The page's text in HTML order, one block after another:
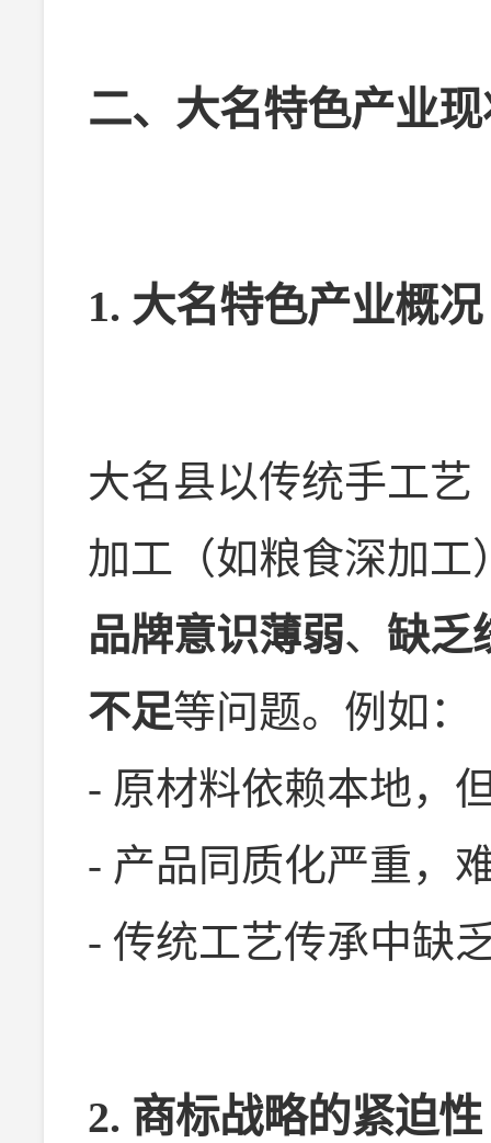
二、大名特色产业
1. 大名特色产业概况
大名县以传统手工
加工（如粮食深加
品牌意识薄弱、 缺乏
不足等问题。例如：
- 原材料依赖本地，
- 产品同质化严重，
- 传统工艺传承中缺
2. 商标战略的紧迫性